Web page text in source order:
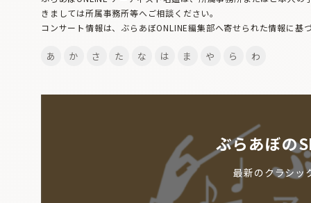
きましては所属事務所等へご相談ください。
コンサート情報は、ぶらあぼONLINE編集部へ寄せられた情報に基
あ か さ た な は ま や ら わ
ぶらあぼの
最新のクラシッ